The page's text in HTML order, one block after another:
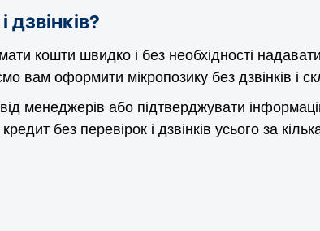
кошти швидко і без необхідності
вам оформити мікропозику без дзвінків і
менеджерів або підтверджувати
без перевірок і дзвінків усього за